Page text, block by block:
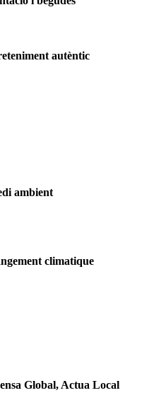
autèntic
ambient
climatique
Global, Actua Local